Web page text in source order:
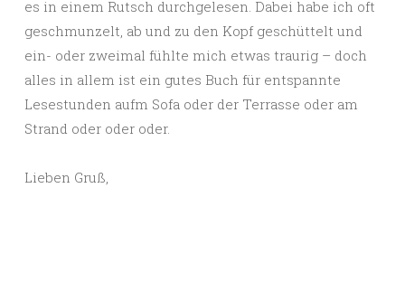
es in einem Rutsch durchgelesen. Dabei habe ich oft
geschmunzelt, ab und zu den Kopf geschüttelt und
ein- oder zweimal fühlte mich etwas traurig – doch
alles in allem ist ein gutes Buch für entspannte
Lesestunden aufm Sofa oder der Terrasse oder am
Strand oder oder oder.
Lieben Gruß,